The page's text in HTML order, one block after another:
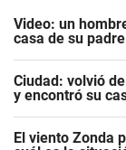
Video: un
casa de su
Ciudad: volvió
y encontró su
El viento Zonda